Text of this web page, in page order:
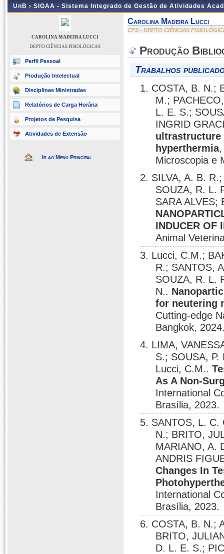
UnB › SIGAA - Sistema Integrado de Gestão de Atividades
CAROLINA MADEIRA LUCCI
DEPTO CIÊNCIAS FISIOLÓGICAS
Perfil Pessoal
Produção Intelectual
Disciplinas Ministradas
Relatórios de Carga Horária
Projetos de Pesquisa
Atividades de Extensão
Ir ao Menu Principal
Carolina Madeira Lucci
CFS - DEPTO CIÊNCIAS
Produção
Trabalhos
1. COSTA, B. N.;
M.;
L. E. S.;
INGRID
ultrastructure
hyperthermia,
Microscopia e
2. SILVA, A. B.
SOUZA, R. L.
SARA
INDUCER OF
Animal
3. Lucci, C.M.;
R.; SANTOS,
SOUZA, R. L.
N..
for neutering
Cutting-edge
Bangkok,
4. LIMA,
S.; SOUSA, P.
Lucci, C.M..
As A Non-
International
Brasília, 2023.
5. SANTOS, L. C.
N.; BRITO,
MARIANO, A.
ANDRIS
Changes In
International
Brasília, 2023.
6. COSTA, B. N.;
BRITO,
D. L. E. S.;